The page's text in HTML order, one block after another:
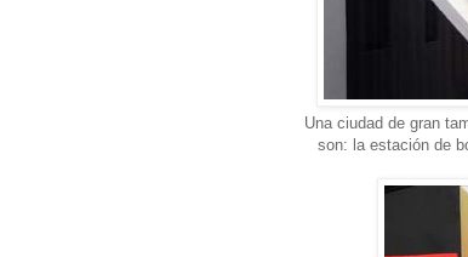
Una ciudad de gran
son: la estación de